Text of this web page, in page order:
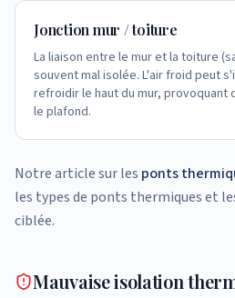
Jonction mur / toiture
La liaison entre le mur et la toiture
souvent mal isolée. L'air froid peut
refroidir le haut du mur, provoquant
le plafond.
Notre article sur les ponts
les types de ponts thermiques et
ciblée.
Mauvaise isolation